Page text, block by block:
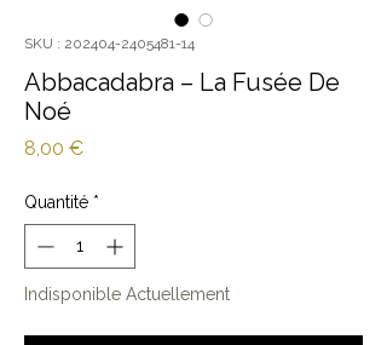
SKU : 202404-2405481-14
Abbacadabra ‎– La Fusée De
Noé
8,00 €Prix
Quantité *
Indisponible Actuellement